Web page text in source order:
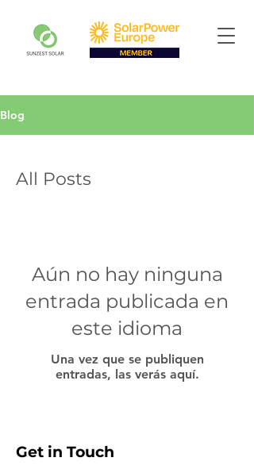
Blog
All Posts
Aún no hay ninguna
entrada publicada en
este idioma
Una vez que se publiquen
entradas, las verás aquí.
Get in Touch